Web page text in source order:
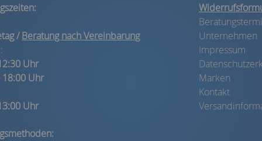
/Beratung nach Vereinbarung
Uhr
18:00 Uhr
Uhr
Unternehmen
Impressum
Marken
Kontakt